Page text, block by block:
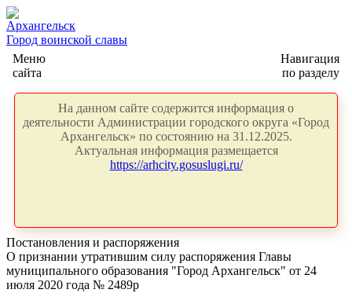
Архангельск
Город воинской славы
Меню
сайта
Навигация
по разделу
На данном сайте содержится информация о
деятельности Администрации городского округа «Город
Архангельск» по состоянию на 31.12.2025.
Актуальная информация размещается
https://arhcity.gosuslugi.ru/
Постановления и распоряжения
О признании утратившим силу распоряжения Главы
муниципального образования "Город Архангельск" от 24
июля 2020 года № 2489р